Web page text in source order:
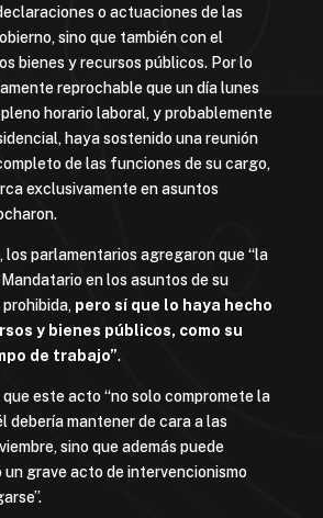
o actuaciones de las
sino que también con el
bienes y recursos públicos. Por lo
reprochable que un día lunes
horario laboral, y probablemente
haya sostenido una reunión
de las funciones de su cargo,
exclusivamente en asuntos
los parlamentarios agregaron que “la
en los asuntos de su
pero sí que lo haya hecho
y bienes públicos, como su
de trabajo”.
que este acto “no solo compromete la
debería mantener de cara a las
sino que además puede
grave acto de intervencionismo